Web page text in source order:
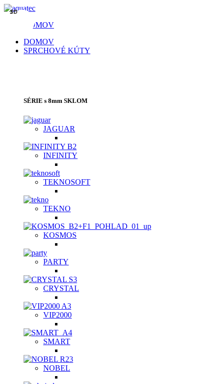
DOMOV
DOMOV
SPRCHOVÉ KÚTY
SÉRIE s 8mm SKLOM
JAGUAR
INFINITY
TEKNOSOFT
TEKNO
KOSMOS
PARTY
CRYSTAL
VIP2000
SMART
NOBEL
3D
3D
3D
3D
3D